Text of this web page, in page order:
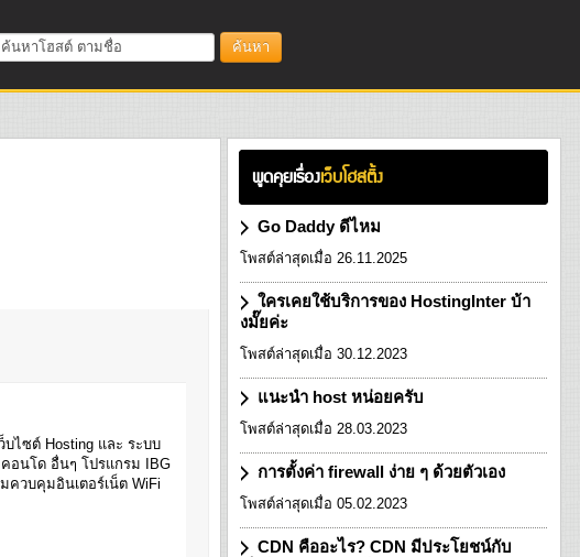
ค้นหา
บไซต์ Hosting และ ระบบ
อนโด อื่นๆ โปรแกรม IBG
ควบคุมอินเตอร์เน็ต WiFi
พูดคุยเรื่องเว็บโฮสติ้ง
Go Daddy ดีไหม
โพสต์ล่าสุดเมื่อ 26.11.2025
ใครเคยใช้บริการของ HostingInter บ้า
งมั๊ยค่ะ
โพสต์ล่าสุดเมื่อ 30.12.2023
แนะนำ host หน่อยครับ
โพสต์ล่าสุดเมื่อ 28.03.2023
การตั้งค่า firewall ง่าย ๆ ด้วยตัวเอง
โพสต์ล่าสุดเมื่อ 05.02.2023
CDN คืออะไร? CDN มีประโยชน์กับ